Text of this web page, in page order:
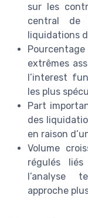
sur les
central de
liquidations
extrêmes
l’interest
les plus
Part
des
en raison
Volume
régulés
l’analyse
approche